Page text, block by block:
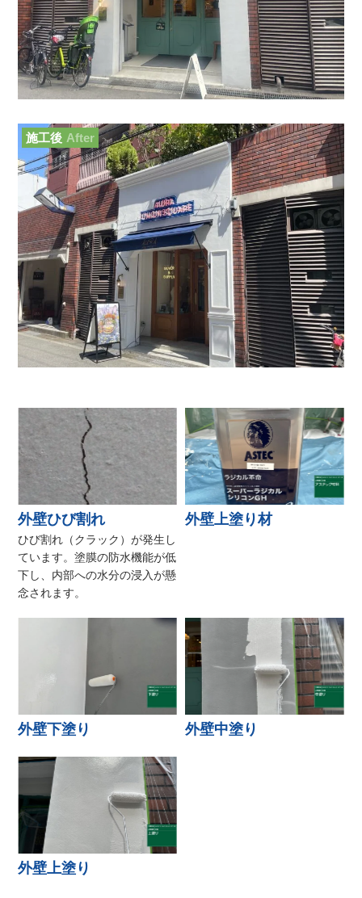
施工後 After
外壁ひび割れ
ひび割れ（クラック）が発生し
ています。塗膜の防水機能が低
下し、内部への水分の浸入が懸
念されます。
外壁上塗り材
外壁下塗り 外壁中塗り
外壁上塗り